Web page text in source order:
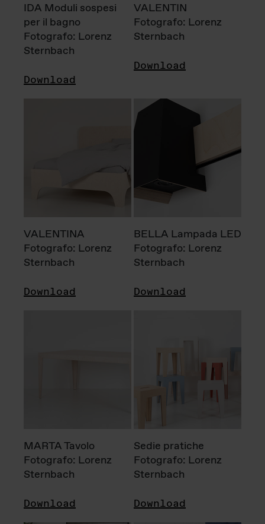
IDA Moduli sospesi
per il bagno
Fotografo: Lorenz
Sternbach
Download
VALENTIN
Fotografo: Lorenz
Sternbach
Download
VALENTINA
Fotografo: Lorenz
Sternbach
Download
BELLA Lampada LED
Fotografo: Lorenz
Sternbach
Download
MARTA Tavolo
Fotografo: Lorenz
Sternbach
Download
Sedie pratiche
Fotografo: Lorenz
Sternbach
Download